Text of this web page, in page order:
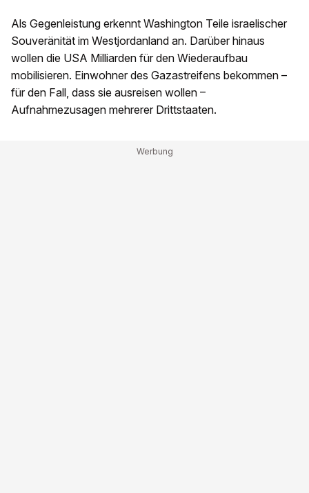
Als Gegenleistung erkennt Washington Teile israelischer
Souveränität im Westjordanland an. Darüber hinaus
wollen die USA Milliarden für den Wiederaufbau
mobilisieren. Einwohner des Gazastreifens bekommen –
für den Fall, dass sie ausreisen wollen –
Aufnahmezusagen mehrerer Drittstaaten.